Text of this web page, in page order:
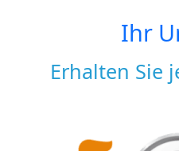
Ihr
Erhalten Sie